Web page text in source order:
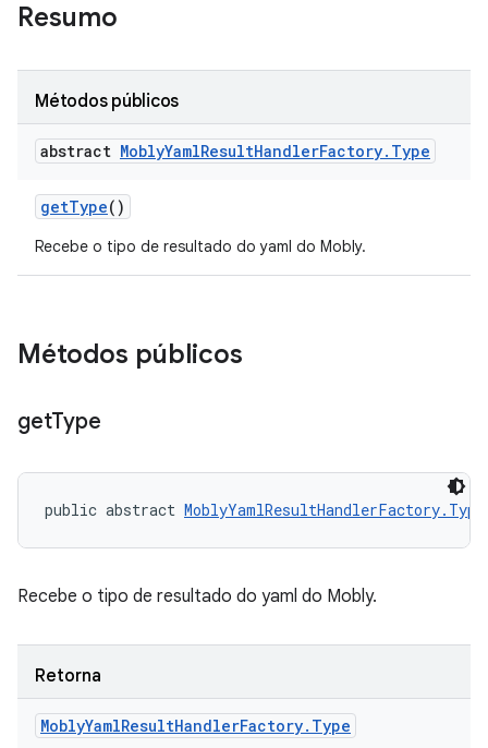
Resumo
Métodos públicos
abstract MoblyYamlResultHandlerFactory. Type
getType()
Recebe o tipo de resultado do yaml do Mobly.
Métodos públicos
getType
public abstract MoblyYamlResultHandlerFactory.Type
Recebe o tipo de resultado do yaml do Mobly.
Retorna
MoblyYamlResultHandlerFactory. Type